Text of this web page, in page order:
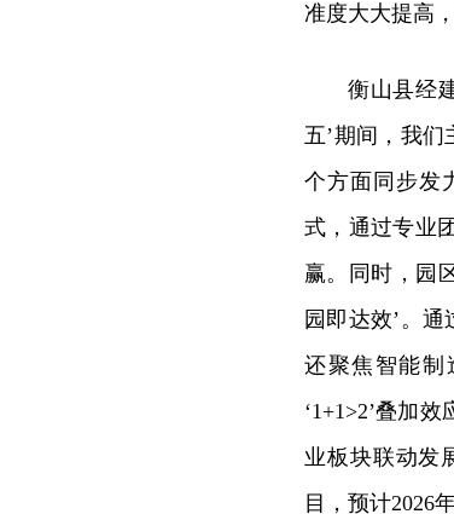
准度大大提高
衡山县经
五’期间，我们
个方面同步发
式，通过专业
赢。同时，园
园即达效’。
还聚焦智能制
‘1+1>2’叠加
业板块联动发
目，预计2026